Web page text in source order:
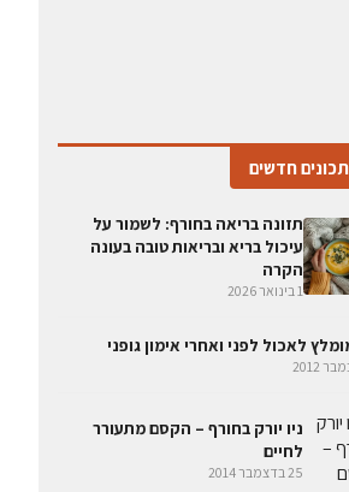
חדשים
תזונה בריאה בחורף: לשמור על
עיכול בריא ובריאות טובה בעונה
הקרה
1 בינואר 2026
לאכול לפני ואחרי אימון גופני
ניו יורק בחורף – הקסם מתעורר
לחיים
25 בדצמבר 2014